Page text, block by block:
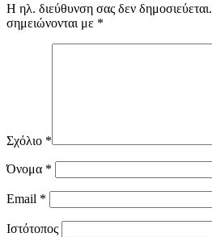
Η ηλ. διεύθυνση σας δεν δημοσιεύεται.
σημειώνονται με *
Σχόλιο *
Όνομα *
Email *
Ιστότοπος